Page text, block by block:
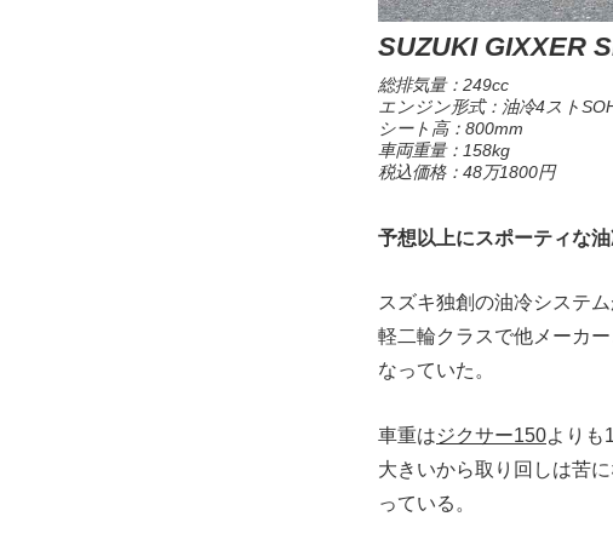
SUZUKI GIXXER
総排気量：249cc
エンジン形式：油冷4スト
シート高：800mm
車両重量：158kg
税込価格：48万1800円
予想以上にスポーティな
スズキ独創の油冷システ
軽二輪クラスで他メーカ
なっていた。
車重はジクサー150よりも
大きいから取り回しは苦
っている。